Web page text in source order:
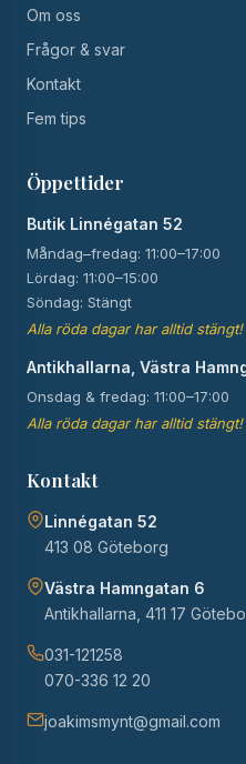
Om oss
Frågor & svar
Kontakt
Fem tips
Öppettider
Butik Linnégatan 52
Måndag–fredag: 11:00–17:00
Lördag: 11:00–15:00
Söndag: Stängt
Alla röda dagar har alltid stängt!
Antikhallarna, Västra
Onsdag & fredag: 11:00–17:00
Alla röda dagar har alltid stängt!
Kontakt
Linnégatan 52
413 08 Göteborg
Västra Hamngatan 6
Antikhallarna, 411 17
031-121258
070-336 12 20
joakimsmynt@gmail.com